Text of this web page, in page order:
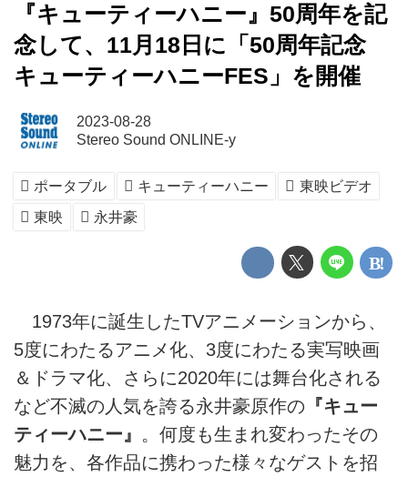
『キューティーハニー』50周年を記
念して、11月18日に「50周年記念
キューティーハニーFES」を開催
2023-08-28
Stereo Sound ONLINE-y
ポータブル キューティーハニー
東映ビデオ
東映
永井豪
1973年に誕生したTVアニメーションから、
5度にわたるアニメ化、3度にわたる実写映画
＆ドラマ化、さらに2020年には舞台化される
など不滅の人気を誇る永井豪原作の 『キュー
ティーハニー』 。何度も生まれ変わったその
魅力を、各作品に携わった様々なゲストを招